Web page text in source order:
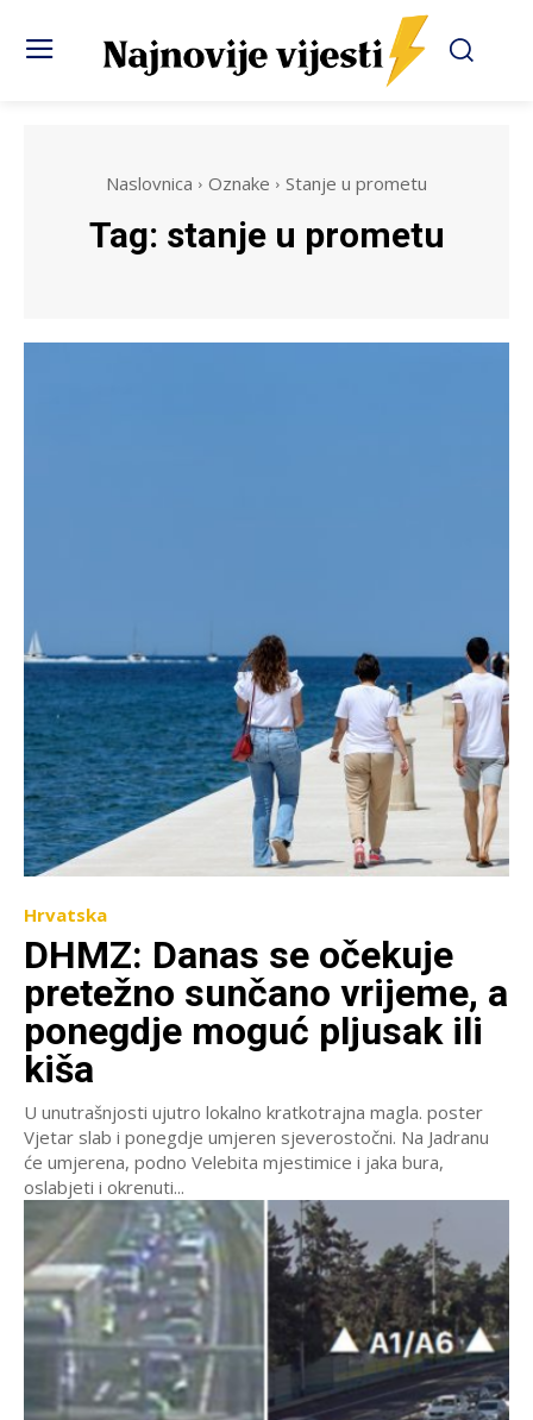
Naslovnica Oznake Stanje u prometu
Tag: stanje u prometu
Hrvatska
DHMZ: Danas se očekuje
pretežno sunčano vrijeme, a
ponegdje moguć pljusak ili
kiša
U unutrašnjosti ujutro lokalno kratkotrajna magla. poster
Vjetar slab i ponegdje umjeren sjeverostočni. Na Jadranu
će umjerena, podno Velebita mjestimice i jaka bura,
oslabjeti i okrenuti...